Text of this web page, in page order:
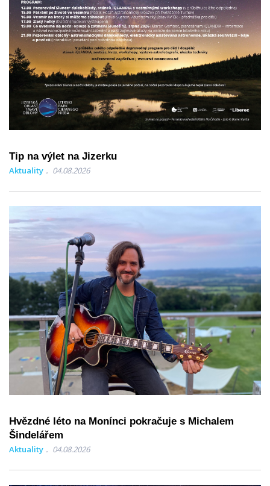
Tip na výlet na Jizerku
Aktuality 04.08.2026
Hvězdné léto na Monínci pokračuje s Michalem
Šindelářem
Aktuality 04.08.2026